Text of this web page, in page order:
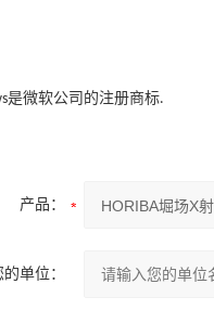
是微软公司的注册商标.
产品：
的单位：